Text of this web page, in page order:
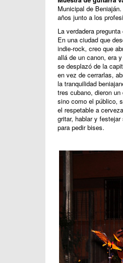
Municipal de
años junto a los
La verdadera
En una ciudad que
indie-rock, creo que
allá de un canon, era
se desplazó de la
en vez de cerrarlas,
la tranquilidad
tres cubano, dieron
sino como el público,
el respetable a
gritar, hablar y
para pedir bises.